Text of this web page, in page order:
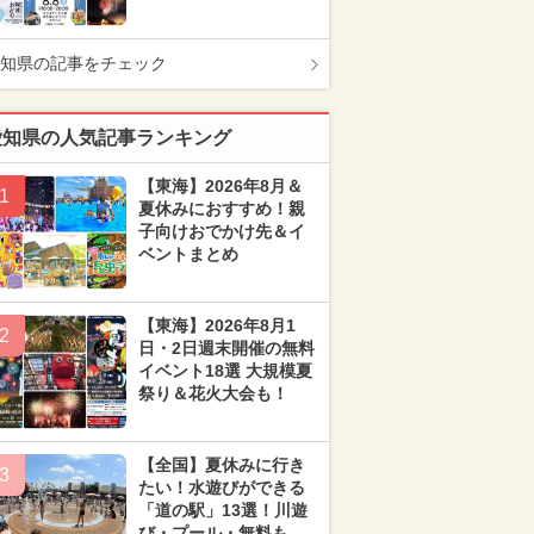
県の記事をチェック
県の人気記事ランキング
1
【東海】2026年8月＆
夏休みにおすすめ！親
子向けおでかけ先＆イ
ベントまとめ
2
【東海】2026年8月1
日・2日週末開催の無料
イベント18選 大規模夏
祭り＆花火大会も！
3
【全国】夏休みに行き
たい！水遊びができる
「道の駅」13選！川遊